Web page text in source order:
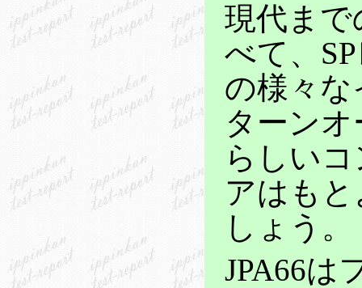
現代ま
べて、
の様々
ターン
らしい
アはも
しょう。
JPA66は